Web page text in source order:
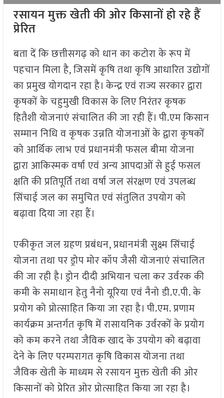
रसायन मुक्त खेती की ओर किसानों हो रहे हैं
प्रेरित
बता दें कि छत्तीसगढ़ को धान का कटोरा के रूप में
पहचान मिला है, जिसमें कृषि तथा कृषि आधारित उद्योगों
का प्रमुख योगदान रहा है। केन्द्र एवं राज्य सरकार द्वारा
कृषकों के चहुमुखी विकास के लिए निरंतर कृषक
हितैशी योजनाएं संचालित की जा रही हैं। पी.एम किसान
सम्मान निधि व कृषक उन्नति योजनाओं के द्वारा कृषकों
को आर्थिक लाभ एवं प्रधानमंत्री फसल बीमा योजना
द्वारा आकिस्मक वर्षा एवं अन्य आपदाओं से हुई फसल
क्षति की प्रतिपूर्ति तथा वर्षा जल संरक्षण एवं उपलब्ध
सिंचाई जल का समुचित एवं संतुलित उपयोग को
बढ़ावा दिया जा रहा हैं।
एकीकृत जल ग्रहण प्रबंधन, प्रधानमंत्री सुक्ष्म सिंचाई
योजना तथा पर ड्रोप मोर कॉप जैसी योजनाएं संचालित
की जा रही है। ड्रोन दीदी अभियान चला कर उर्वरक की
कमी के समाधान हेतु नैनो यूरिया एवं नैनो डी.ए.पी. के
प्रयोग को प्रोत्साहित किया जा रहा है। पी.एम. प्रणाम
कार्यक्रम अन्तर्गत कृषि में रासायनिक उर्वरकों के प्रयोग
को कम करने तथा जैविक खाद के उपयोग को बढ़ावा
देने के लिए परम्परागत कृषि विकास योजना तथा
जैविक खेती के माध्यम से रसायन मुक्त खेती की ओर
किसानों को प्रेरित ओर प्रोत्साहित किया जा रहा है।